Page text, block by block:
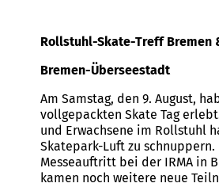
Rollstuhl-Skate-Treff Bremen
Bremen-Überseestadt
Am Samstag, den 9. August,
vollgepackten Skate Tag
und Erwachsene im Rollstuhl
Skatepark-Luft zu
Messeauftritt bei der IRMA in
kamen noch weitere neue